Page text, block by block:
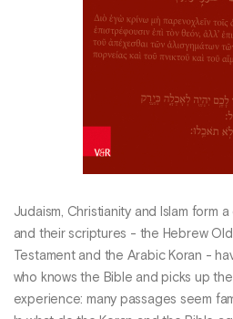
Judaism, Christianity and Islam form
and their scriptures - the Hebrew
Testament and the Arabic Koran -
who knows the Bible and picks up
experience: many passages seem